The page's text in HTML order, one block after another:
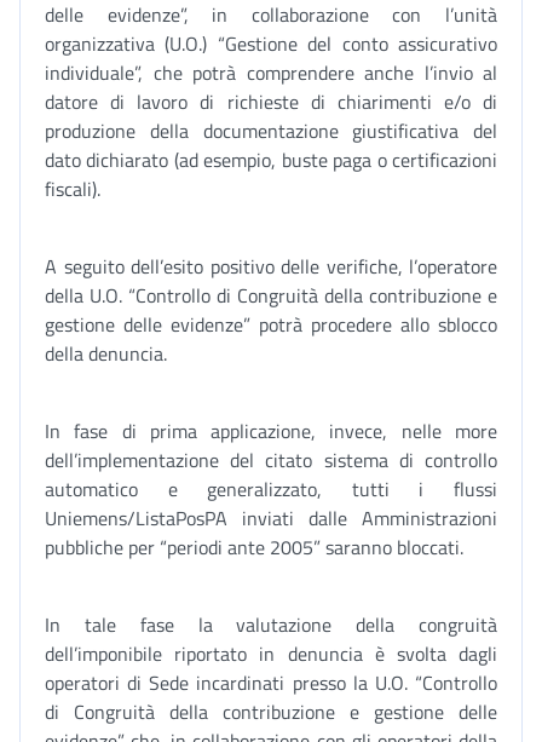
delle evidenze”, in collaborazione con l’unità
organizzativa (U.O.) “Gestione del conto assicurativo
individuale”, che potrà comprendere anche l’invio al
datore di lavoro di richieste di chiarimenti e/o di
produzione della documentazione giustificativa del
dato dichiarato (ad esempio, buste paga o certificazioni
fiscali).
A seguito dell’esito positivo delle verifiche, l’operatore
della U.O. “Controllo di Congruità della contribuzione e
gestione delle evidenze” potrà procedere allo sblocco
della denuncia.
In fase di prima applicazione, invece, nelle more
dell’implementazione del citato sistema di controllo
automatico e generalizzato, tutti i flussi
Uniemens/ListaPosPA inviati dalle Amministrazioni
pubbliche per “periodi ante 2005” saranno bloccati.
In tale fase la valutazione della congruità
dell’imponibile riportato in denuncia è svolta dagli
operatori di Sede incardinati presso la U.O. “Controllo
di Congruità della contribuzione e gestione delle